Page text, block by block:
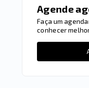
Agende
Faça um
conhecer